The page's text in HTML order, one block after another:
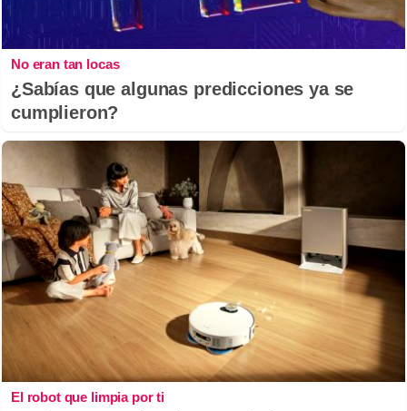
No eran tan locas
¿Sabías que algunas predicciones ya se
cumplieron?
El robot que limpia por ti